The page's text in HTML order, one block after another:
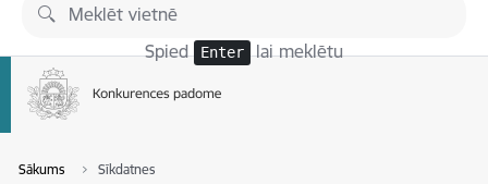
Pāriet uz lapas saturu
Spied Enter lai meklētu
Sākums Sīkdatnes